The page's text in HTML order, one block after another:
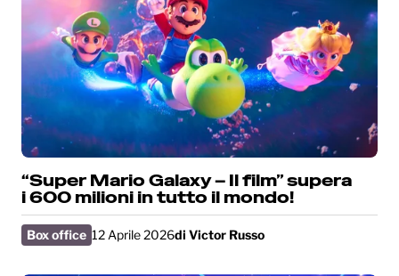
“Super Mario Galaxy – Il film” supera
i 600 milioni in tutto il mondo!
Box office 12 Aprile 2026di Victor Russo